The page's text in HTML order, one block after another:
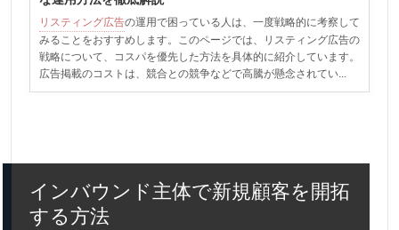
リスティング広告の運用で困っている人は、一度戦略的に考察して
みることをおすすめします。このページでは、リスティング広告の
戦略について、コスパを優先した方法を具体的に紹介しています。
広告掲載のコストは、競合との競争などで高騰が懸念されてい...
インバウンド主体で新規顧客を開拓
する方法